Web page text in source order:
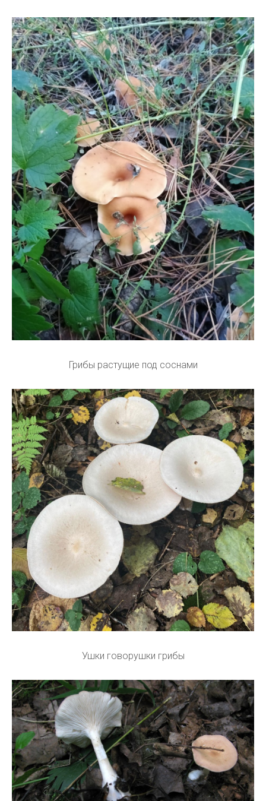
Грибы растущие под соснами
Ушки говорушки грибы